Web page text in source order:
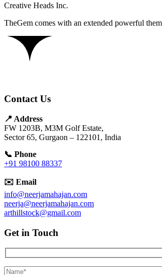
Creative Heads Inc.
TheGem comes with an extended powerful
Contact Us
📍 Address
FW 1203B, M3M Golf Estate,
Sector 65, Gurgaon – 122101, India
📞 Phone
+91 98100 88337
✉️ Email
info@neerjamahajan.com
neerja@neerjamahajan.com
arthillstock@gmail.com
Get in Touch
Hidden
fields